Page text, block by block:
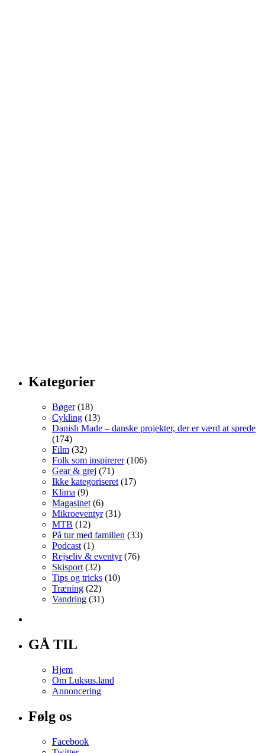
Kategorier
Bøger(18)
Cykling (13)
Danish Made – danske projekter, der er værd at sprede
(174)
Film (32)
Folk som inspirerer(106)
Gear & grej (71)
Ikke kategoriseret (17)
Klima (9)
Magasinet (6)
Mikroeventyr(31)
MTB (12)
På tur med familien (33)
Podcast (1)
Rejseliv & eventyr(76)
Skisport (32)
Tips og tricks (10)
Træning (22)
Vandring (31)
GÅ TIL
Hjem
Om Luksus.land
Annoncering
Følg os
Facebook